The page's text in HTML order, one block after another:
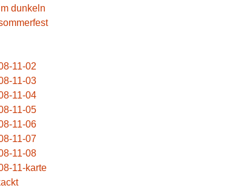
dunkeln
11-02
11-03
11-04
11-05
11-06
11-07
11-08
11-karte